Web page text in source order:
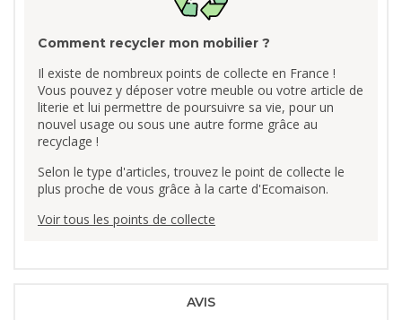
Comment recycler mon mobilier ?
Il existe de nombreux points de collecte en France !
Vous pouvez y déposer votre meuble ou votre article de
literie et lui permettre de poursuivre sa vie, pour un
nouvel usage ou sous une autre forme grâce au
recyclage !
Selon le type d'articles, trouvez le point de collecte le
plus proche de vous grâce à la carte d'Ecomaison.
Voir tous les points de collecte
AVIS